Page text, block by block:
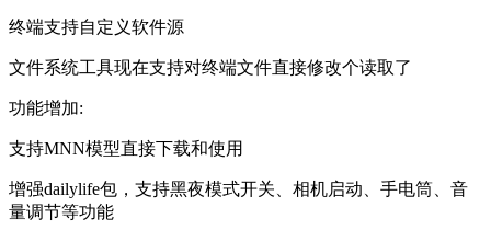
终端支持自定义软件源
文件系统工具现在支持对终端文件直接修改个读取了
功能增加:
支持MNN模型直接下载和使用
增强dailylife包，支持黑夜模式开关、相机启动、手电筒、音
量调节等功能